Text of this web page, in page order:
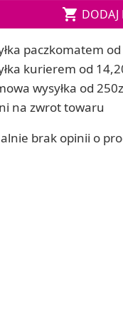
i zapachy
 DODAJ
paczkomatem od
kurierem od
wysyłka od
na zwrot towaru
brak opinii o